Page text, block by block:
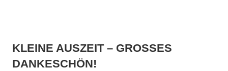
KLEINE AUSZEIT – GROSSES D
ANKESCHÖN!